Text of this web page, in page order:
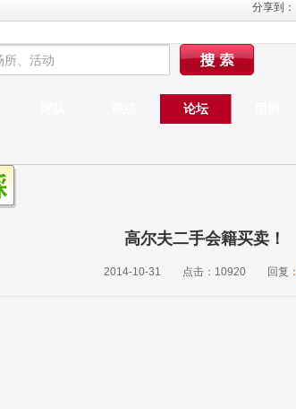
分享到：
论坛
高尔夫二手会籍买卖！
2014-10-31 点击： 10920 回复：